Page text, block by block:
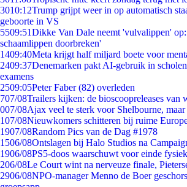
3010:12Trump grijpt weer in op automatisch
geboorte in VS
5509:51Dikke Van Dale neemt 'vulvalippen'
schaamlippen doorbreken'
1409:40Meta krijgt half miljard boete voor
2409:37Denemarken pakt AI-gebruik in
examens
2509:05Peter Faber (82) overleden
707/08Trailers kijken: de bioscoopreleases van
007/08Ajax veel te sterk voor Shelbourne,
107/08Nieuwkomers schitteren bij ruime
1907/08Random Pics van de Dag #1978
1506/08Ontslagen bij Halo Studios na
1906/08PS5-doos waarschuwt voor einde
206/08Le Court wint na nerveuze finale,
2906/08NPO-manager Menno de Boer